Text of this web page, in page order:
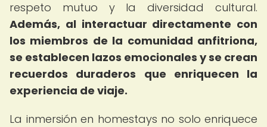
respeto mutuo y la diversidad cultural.
Además, al interactuar directamente con
los miembros de la comunidad anfitriona,
se establecen lazos emocionales y se crean
recuerdos duraderos que enriquecen la
experiencia de viaje.
La inmersión en homestays no solo enriquece